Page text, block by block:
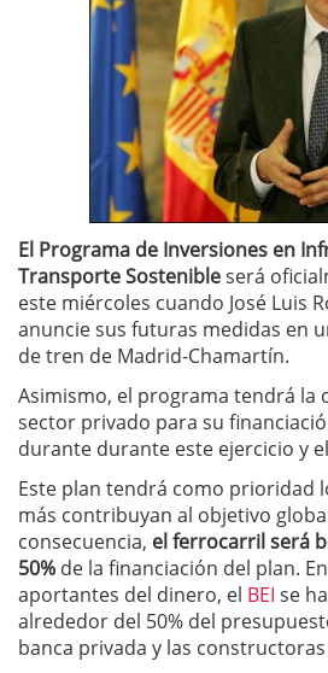
El Programa de Inversiones en
Transporte Sostenibleserá
este miércoles cuando José Luis
anuncie sus futuras medidas en
de tren de Madrid-Chamartín.
Asimismo, el programa tendrá la
sector privado para su
durante durante este ejercicio y
Este plan tendrá como prioridad
más contribuyan al objetivo
consecuencia, el ferrocarril será
50% de la financiación del plan.
aportantes del dinero, el BEI se
alrededor del 50% del
banca privada y las